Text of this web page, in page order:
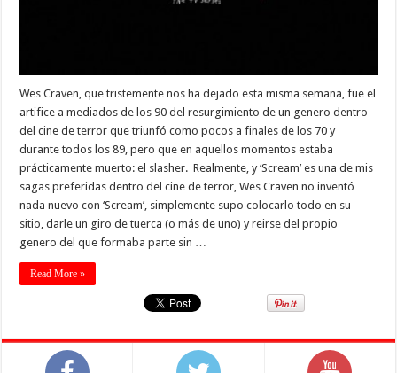
Wes Craven, que tristemente nos ha dejado esta misma semana, fue el
artifice a mediados de los 90 del resurgimiento de un genero dentro
del cine de terror que triunfó como pocos a finales de los 70 y
durante todos los 89, pero que en aquellos momentos estaba
prácticamente muerto: el slasher. Realmente, y ‘Scream’ es una de mis
sagas preferidas dentro del cine de terror, Wes Craven no inventó
nada nuevo con ‘Scream’, simplemente supo colocarlo todo en su
sitio, darle un giro de tuerca (o más de uno) y reirse del propio
genero del que formaba parte sin …
Read More »